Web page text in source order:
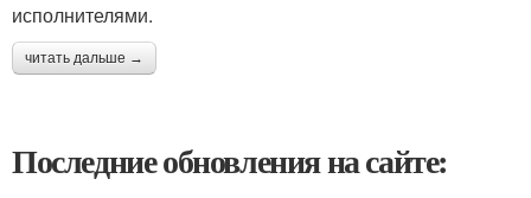
исполнителями.
читать дальше →
Последние обновления на сайте: